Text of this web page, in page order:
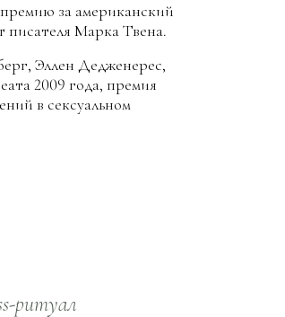
за американский
писателя Марка Твена.
Эллен Дедженерес,
2009 года, премия
в сексуальном
ритуал